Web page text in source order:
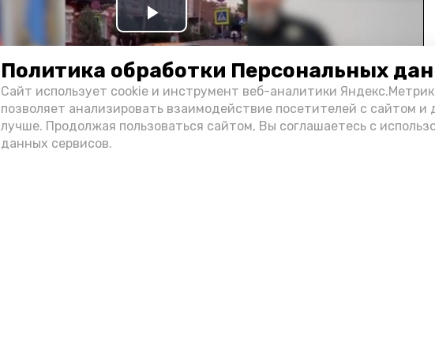
Политика обработки Персональных
Сайт использует cookie и инструмент веб-аналитики
позволяет анализировать взаимодействие посетителей с сайтом и
лучше. Продолжая пользоваться сайтом, Вы соглашаетесь с
данных сервисов.
Play
Video